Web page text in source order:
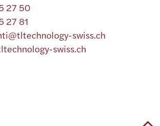
27 50
27 81
swiss.ch
swiss.ch